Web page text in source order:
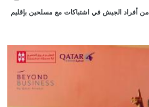
الهند: مصرع وإصابة 6 من أفراد الجيش في اشتباكات مع مسلحين بإقليم